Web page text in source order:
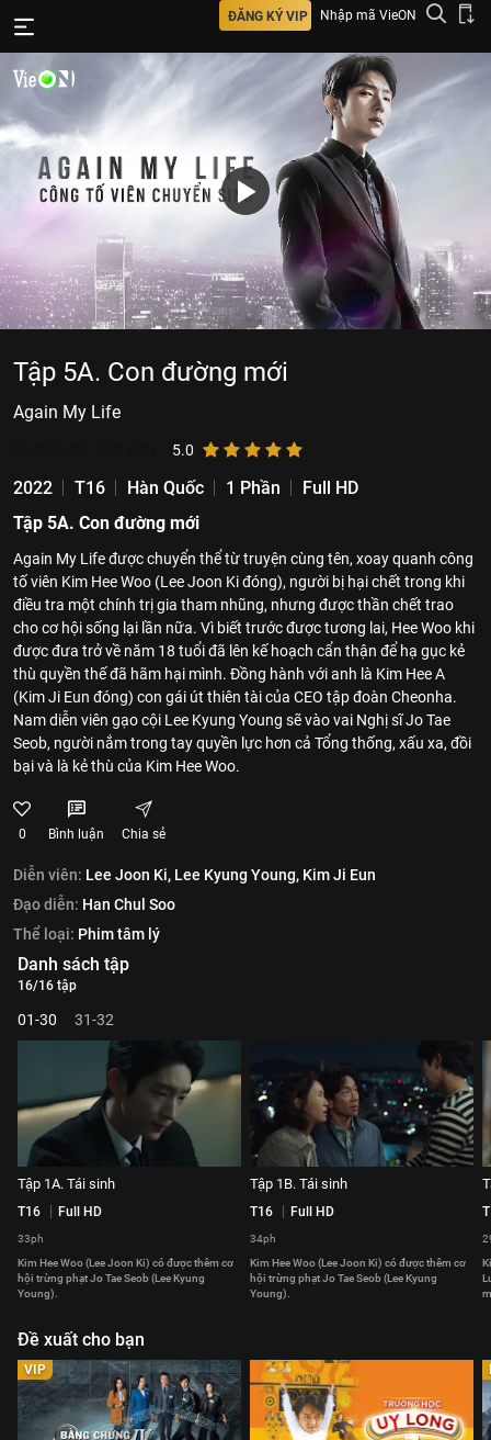
ĐĂNG KÝ VIP Nhập mã VieON
Tập 5A. Con đường mới
Again My Life
5.0
2022 T16 Hàn Quốc 1 Phần
Full HD
Tập 5A. Con đường mới
Again My Life được chuyển thể từ truyện cùng tên, xoay quanh công
tố viên Kim Hee Woo (Lee Joon Ki đóng), người bị hại chết trong khi
điều tra một chính trị gia tham nhũng, nhưng được thần chết trao
cho cơ hội sống lại lần nữa. Vì biết trước được tương lai, Hee Woo khi
được đưa trở về năm 18 tuổi đã lên kế hoạch cẩn thận để hạ gục kẻ
thù quyền thế đã hãm hại mình. Đồng hành với anh là Kim Hee A
(Kim Ji Eun đóng) con gái út thiên tài của CEO tập đoàn Cheonha.
Nam diễn viên gạo cội Lee Kyung Young sẽ vào vai Nghị sĩ Jo Tae
Seob, người nắm trong tay quyền lực hơn cả Tổng thống, xấu xa, đồi
bại và là kẻ thù của Kim Hee Woo.
0 Bình luận Chia sẻ
Diễn viên: Lee Joon Ki, Lee Kyung Young, Kim Ji Eun
Đạo diễn: Han Chul Soo
Thể loại: Phim tâm lý
Danh sách tập
16/16 tập
01-30 31-32
Tập 1A. Tái sinh
T16 Full HD
33ph
Kim Hee Woo (Lee Joon Ki) có được thêm cơ
hội trừng phạt Jo Tae Seob (Lee Kyung
Young).
Tập 1B. Tái sinh
T16 Full HD
34ph
Kim Hee Woo (Lee Joon Ki) có được thêm cơ
hội trừng phạt Jo Tae Seob (Lee Kyung
Young).
Đề xuất cho bạn
VIP